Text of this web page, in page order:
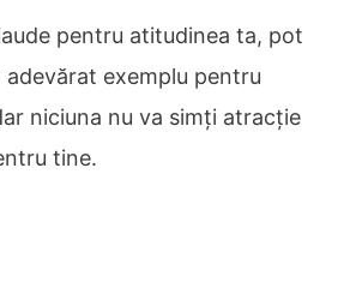
pentru atitudinea ta, pot
adevărat exemplu pentru
niciuna nu va simți atracție
tine.